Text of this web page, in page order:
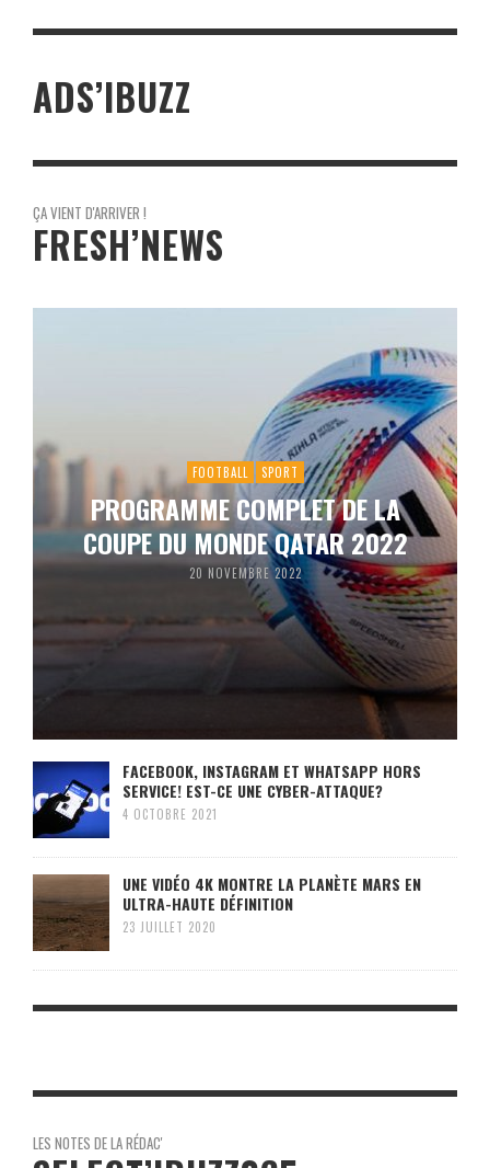
ADS’IBUZZ
ÇA VIENT D'ARRIVER !
FRESH’NEWS
FOOTBALL SPORT
PROGRAMME COMPLET DE LA
COUPE DU MONDE QATAR 2022
20 NOVEMBRE 2022
FACEBOOK, INSTAGRAM ET WHATSAPP HORS
SERVICE! EST-CE UNE CYBER-ATTAQUE?
4 OCTOBRE 2021
UNE VIDÉO 4K MONTRE LA PLANÈTE MARS EN
ULTRA-HAUTE DÉFINITION
23 JUILLET 2020
LES NOTES DE LA RÉDAC'